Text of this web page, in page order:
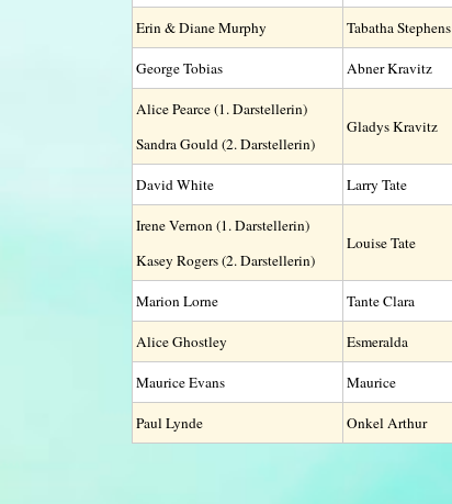
Erin & Diane Murphy Tabatha Stephens
George Tobias Abner Kravitz
Alice Pearce (1. Darstellerin)
Sandra Gould (2. Darstellerin)
Gladys Kravitz
David White Larry Tate
Irene Vernon (1. Darstellerin)
Kasey Rogers (2. Darstellerin)
Louise Tate
Marion Lorne Tante Clara
Alice Ghostley Esmeralda
Maurice Evans Maurice
Paul Lynde Onkel Arthur